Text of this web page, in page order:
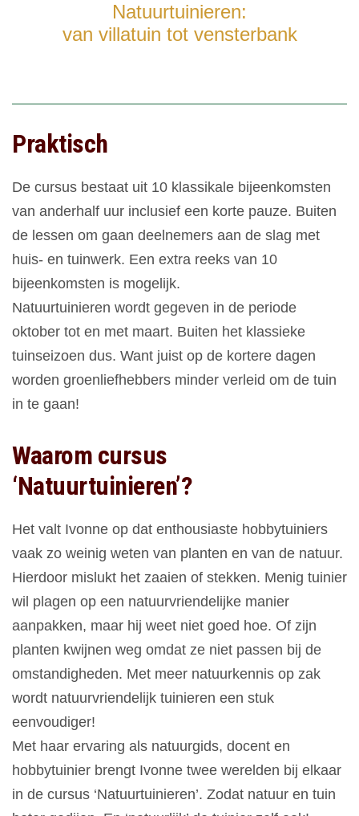
Natuurtuinieren:
van villatuin tot vensterbank
Praktisch
De cursus bestaat uit 10 klassikale bijeenkomsten
van anderhalf uur inclusief een korte pauze. Buiten
de lessen om gaan deelnemers aan de slag met
huis- en tuinwerk. Een extra reeks van 10
bijeenkomsten is mogelijk.
Natuurtuinieren wordt gegeven in de periode
oktober tot en met maart. Buiten het klassieke
tuinseizoen dus. Want juist op de kortere dagen
worden groenliefhebbers minder verleid om de tuin
in te gaan!
Waarom cursus
‘Natuurtuinieren’?
Het valt Ivonne op dat enthousiaste hobbytuiniers
vaak zo weinig weten van planten en van de natuur.
Hierdoor mislukt het zaaien of stekken. Menig tuinier
wil plagen op een natuurvriendelijke manier
aanpakken, maar hij weet niet goed hoe. Of zijn
planten kwijnen weg omdat ze niet passen bij de
omstandigheden. Met meer natuurkennis op zak
wordt natuurvriendelijk tuinieren een stuk
eenvoudiger!
Met haar ervaring als natuurgids, docent en
hobbytuinier brengt Ivonne twee werelden bij elkaar
in de cursus ‘Natuurtuinieren’. Zodat natuur en tuin